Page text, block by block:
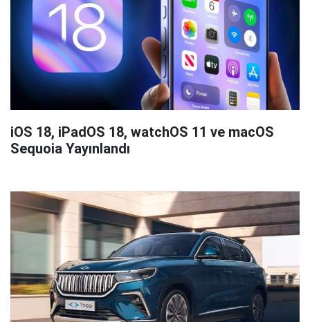
iOS 18, iPadOS 18, watchOS 11 ve macOS
Sequoia Yayınlandı